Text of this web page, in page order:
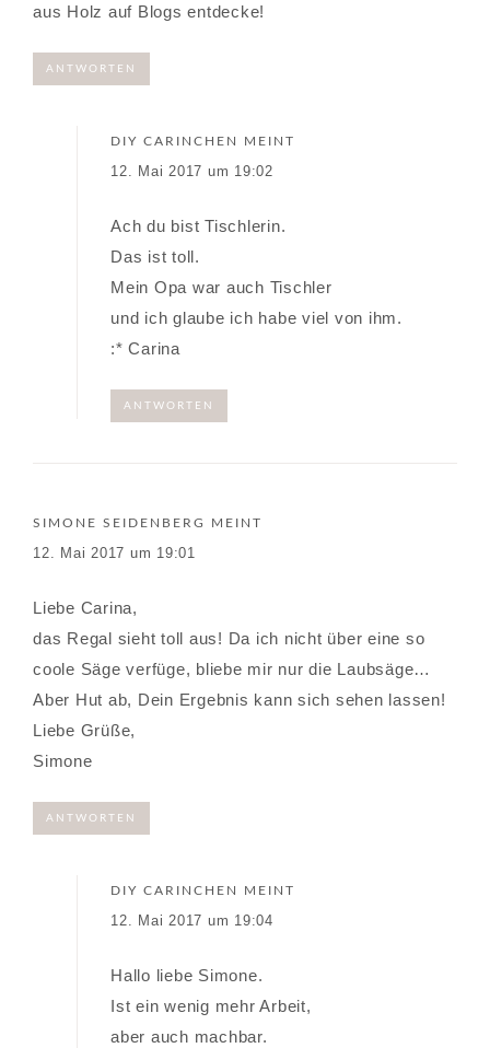
aus Holz auf Blogs entdecke!
ANTWORTEN
DIY CARINCHEN MEINT
12. Mai 2017 um 19:02
Ach du bist Tischlerin.
Das ist toll.
Mein Opa war auch Tischler
und ich glaube ich habe viel von ihm.
:* Carina
ANTWORTEN
SIMONE SEIDENBERG MEINT
12. Mai 2017 um 19:01
Liebe Carina,
das Regal sieht toll aus! Da ich nicht über eine so
coole Säge verfüge, bliebe mir nur die Laubsäge…
Aber Hut ab, Dein Ergebnis kann sich sehen lassen!
Liebe Grüße,
Simone
ANTWORTEN
DIY CARINCHEN MEINT
12. Mai 2017 um 19:04
Hallo liebe Simone.
Ist ein wenig mehr Arbeit,
aber auch machbar.